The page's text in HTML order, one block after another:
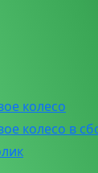
колесо
колесо в